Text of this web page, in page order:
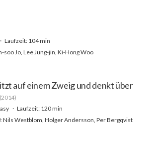
Laufzeit: 104 min
soo Jo, Lee Jung-jin, Ki-Hong Woo
auf einem Zweig und denkt über
(2014)
Laufzeit: 120 min
Nils Westblom, Holger Andersson, Per Bergqvist